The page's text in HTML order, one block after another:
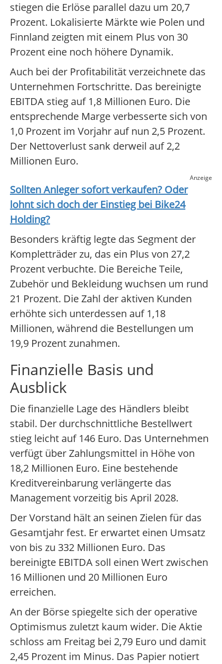
stiegen die Erlöse parallel dazu um 20,7
Prozent. Lokalisierte Märkte wie Polen und
Finnland zeigten mit einem Plus von 30
Prozent eine noch höhere Dynamik.
Auch bei der Profitabilität verzeichnete das
Unternehmen Fortschritte. Das bereinigte
EBITDA stieg auf 1,8 Millionen Euro. Die
entsprechende Marge verbesserte sich von
1,0 Prozent im Vorjahr auf nun 2,5 Prozent.
Der Nettoverlust sank derweil auf 2,2
Millionen Euro.
Anzeige
Sollten Anleger sofort verkaufen? Oder
lohnt sich doch der Einstieg bei Bike24
Holding?
Besonders kräftig legte das Segment der
Kompletträder zu, das ein Plus von 27,2
Prozent verbuchte. Die Bereiche Teile,
Zubehör und Bekleidung wuchsen um rund
21 Prozent. Die Zahl der aktiven Kunden
erhöhte sich unterdessen auf 1,18
Millionen, während die Bestellungen um
19,9 Prozent zunahmen.
Finanzielle Basis und
Ausblick
Die finanzielle Lage des Händlers bleibt
stabil. Der durchschnittliche Bestellwert
stieg leicht auf 146 Euro. Das Unternehmen
verfügt über Zahlungsmittel in Höhe von
18,2 Millionen Euro. Eine bestehende
Kreditvereinbarung verlängerte das
Management vorzeitig bis April 2028.
Der Vorstand hält an seinen Zielen für das
Gesamtjahr fest. Er erwartet einen Umsatz
von bis zu 332 Millionen Euro. Das
bereinigte EBITDA soll einen Wert zwischen
16 Millionen und 20 Millionen Euro
erreichen.
An der Börse spiegelte sich der operative
Optimismus zuletzt kaum wider. Die Aktie
schloss am Freitag bei 2,79 Euro und damit
2,45 Prozent im Minus. Das Papier notiert